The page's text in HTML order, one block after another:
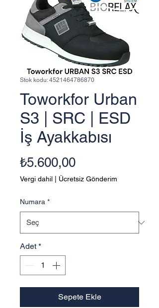
Stok kodu: 4521464786870
Toworkfor Urban
S3 | SRC | ESD
İş Ayakkabısı
₺5.600,00Fiyat
Vergi dahil Ücretsiz Gönderim
Numara *
Adet *
Sepete Ekle